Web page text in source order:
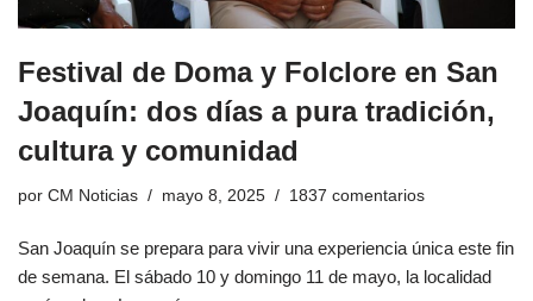
Festival de Doma y Folclore en San
Joaquín: dos días a pura tradición,
cultura y comunidad
por CM Noticias mayo 8, 2025 1837 comentarios
San Joaquín se prepara para vivir una experiencia única este fin
de semana. El sábado 10 y domingo 11 de mayo, la localidad